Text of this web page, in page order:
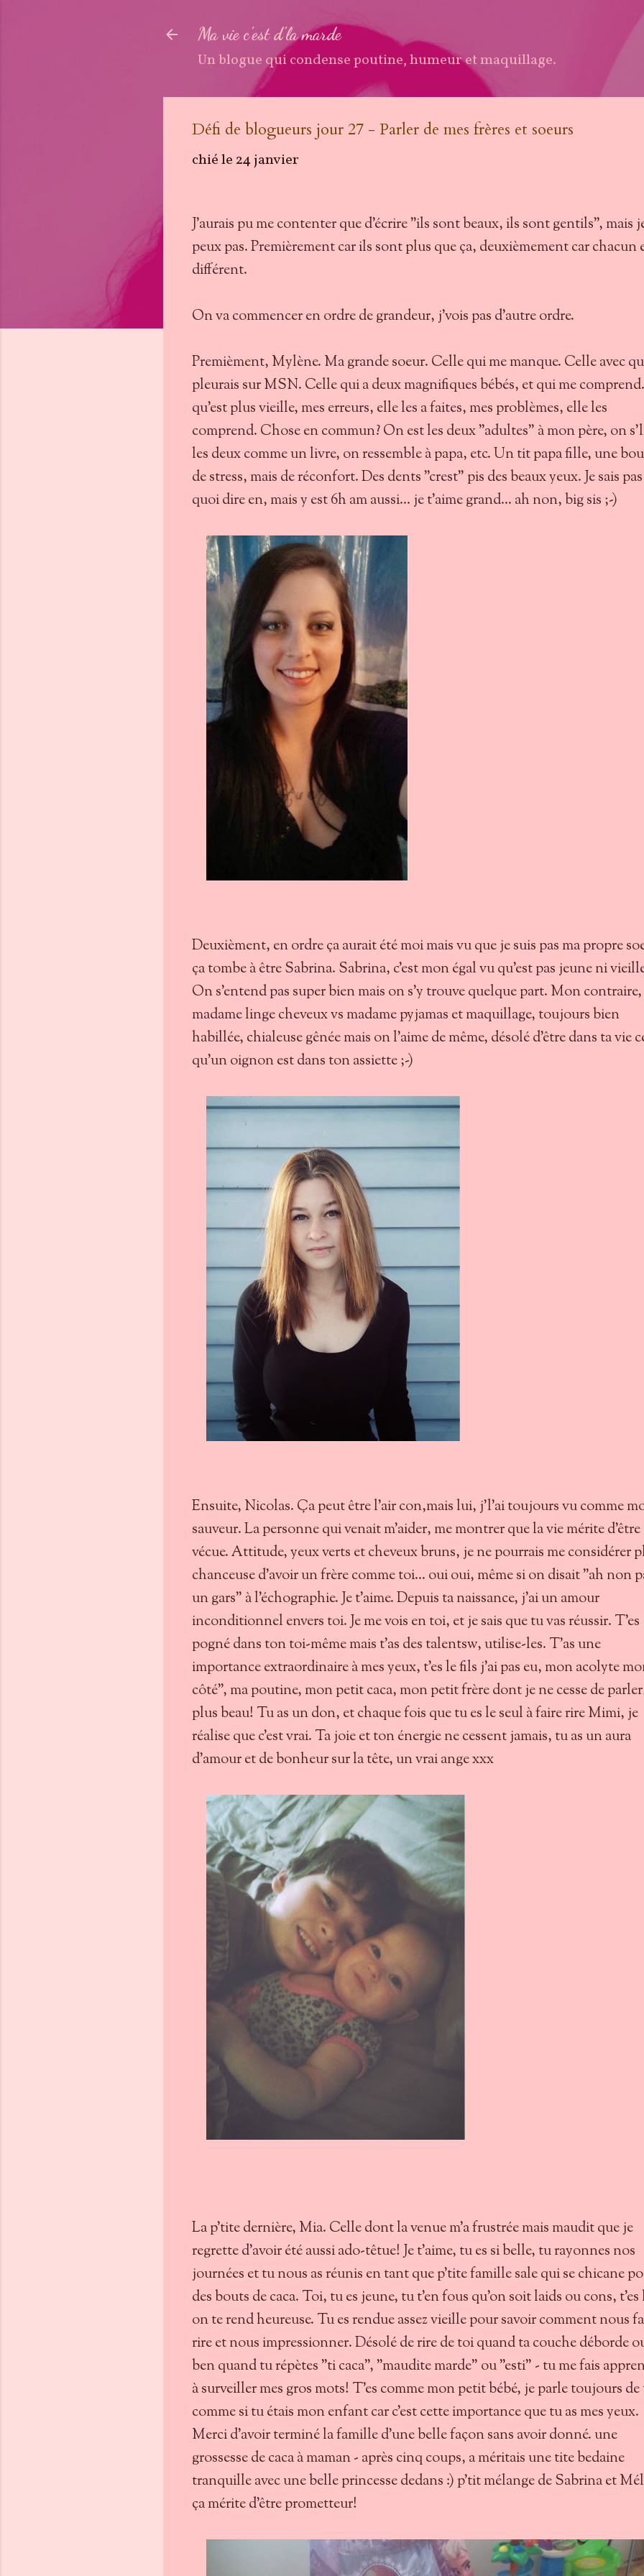
Ma vie c'est d'la marde
Un blogue qui condense poutine, humeur et maquillage.
Défi de blogueurs jour 27 - Parler de mes frères et soeurs
chié le24 janvier
J'aurais pu me contenter que d'écrire "ils sont beaux, ils sont gentils", mais
peux pas. Premièrement car ils sont plus que ça, deuxièmement car chacun
différent.
On va commencer en ordre de grandeur, j'vois pas d'autre ordre.
Premièment, Mylène. Ma grande soeur. Celle qui me manque. Celle avec
pleurais sur MSN. Celle qui a deux magnifiques bébés, et qui me
qu'est plus vieille, mes erreurs, elle les a faites, mes problèmes, elle les
comprend. Chose en commun? On est les deux "adultes" à mon père, on
les deux comme un livre, on ressemble à papa, etc. Un tit papa fille, une
de stress, mais de réconfort. Des dents "crest" pis des beaux yeux. Je sais pas
quoi dire en, mais y est 6h am aussi... je t'aime grand... ah non, big sis ;-)
Deuxièment, en ordre ça aurait été moi mais vu que je suis pas ma propre
ça tombe à être Sabrina. Sabrina, c'est mon égal vu qu'est pas jeune ni
On s'entend pas super bien mais on s'y trouve quelque part. Mon contraire,
madame linge cheveux vs madame pyjamas et maquillage, toujours bien
habillée, chialeuse gênée mais on l'aime de même, désolé d'être dans ta vie
qu'un oignon est dans ton assiette ;-)
Ensuite, Nicolas. Ça peut être l'air con,mais lui, j'l'ai toujours vu comme
sauveur. La personne qui venait m'aider, me montrer que la vie mérite d'être
vécue. Attitude, yeux verts et cheveux bruns, je ne pourrais me considérer
chanceuse d'avoir un frère comme toi... oui oui, même si on disait "ah non
un gars" à l'échographie. Je t'aime. Depuis ta naissance, j'ai un amour
inconditionnel envers toi. Je me vois en toi, et je sais que tu vas réussir. T'es
pogné dans ton toi-même mais t'as des talentsw, utilise-les. T'as une
importance extraordinaire à mes yeux, t'es le fils j'ai pas eu, mon acolyte
côté", ma poutine, mon petit caca, mon petit frère dont je ne cesse de
plus beau! Tu as un don, et chaque fois que tu es le seul à faire rire Mimi, je
réalise que c'est vrai. Ta joie et ton énergie ne cessent jamais, tu as un aura
d'amour et de bonheur sur la tête, un vrai ange xxx
La p'tite dernière, Mia. Celle dont la venue m'a frustrée mais maudit que je
regrette d'avoir été aussi ado-têtue! Je t'aime, tu es si belle, tu rayonnes nos
journées et tu nous as réunis en tant que p'tite famille sale qui se chicane
des bouts de caca. Toi, tu es jeune, tu t'en fous qu'on soit laids ou cons, t'es
on te rend heureuse. Tu es rendue assez vieille pour savoir comment nous
rire et nous impressionner. Désolé de rire de toi quand ta couche déborde
ben quand tu répètes "ti caca", "maudite marde" ou "esti" - tu me fais
à surveiller mes gros mots! T'es comme mon petit bébé, je parle toujours
comme si tu étais mon enfant car c'est cette importance que tu as mes yeux.
Merci d'avoir terminé la famille d'une belle façon sans avoir donné. une
grossesse de caca à maman - après cinq coups, a méritais une tite bedaine
tranquille avec une belle princesse dedans :) p'tit mélange de Sabrina et
ça mérite d'être prometteur!